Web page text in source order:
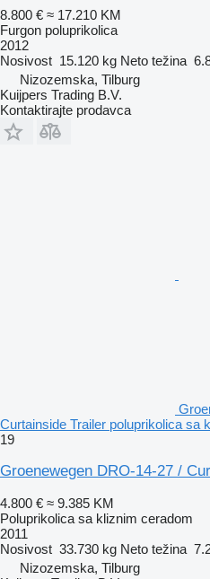
8.800 € ≈ 17.210 KM
Furgon poluprikolica
2012
Nosivost 15.120 kg Neto težina
Nizozemska, Tilburg
Kuijpers Trading B.V.
Kontaktirajte prodavca
Curtainside Trailer poluprikolica sa
19
Groenewegen DRO-14-27 /
4.800 € ≈ 9.385 KM
Poluprikolica sa kliznim ceradom
2011
Nosivost 33.730 kg Neto težina
Nizozemska, Tilburg